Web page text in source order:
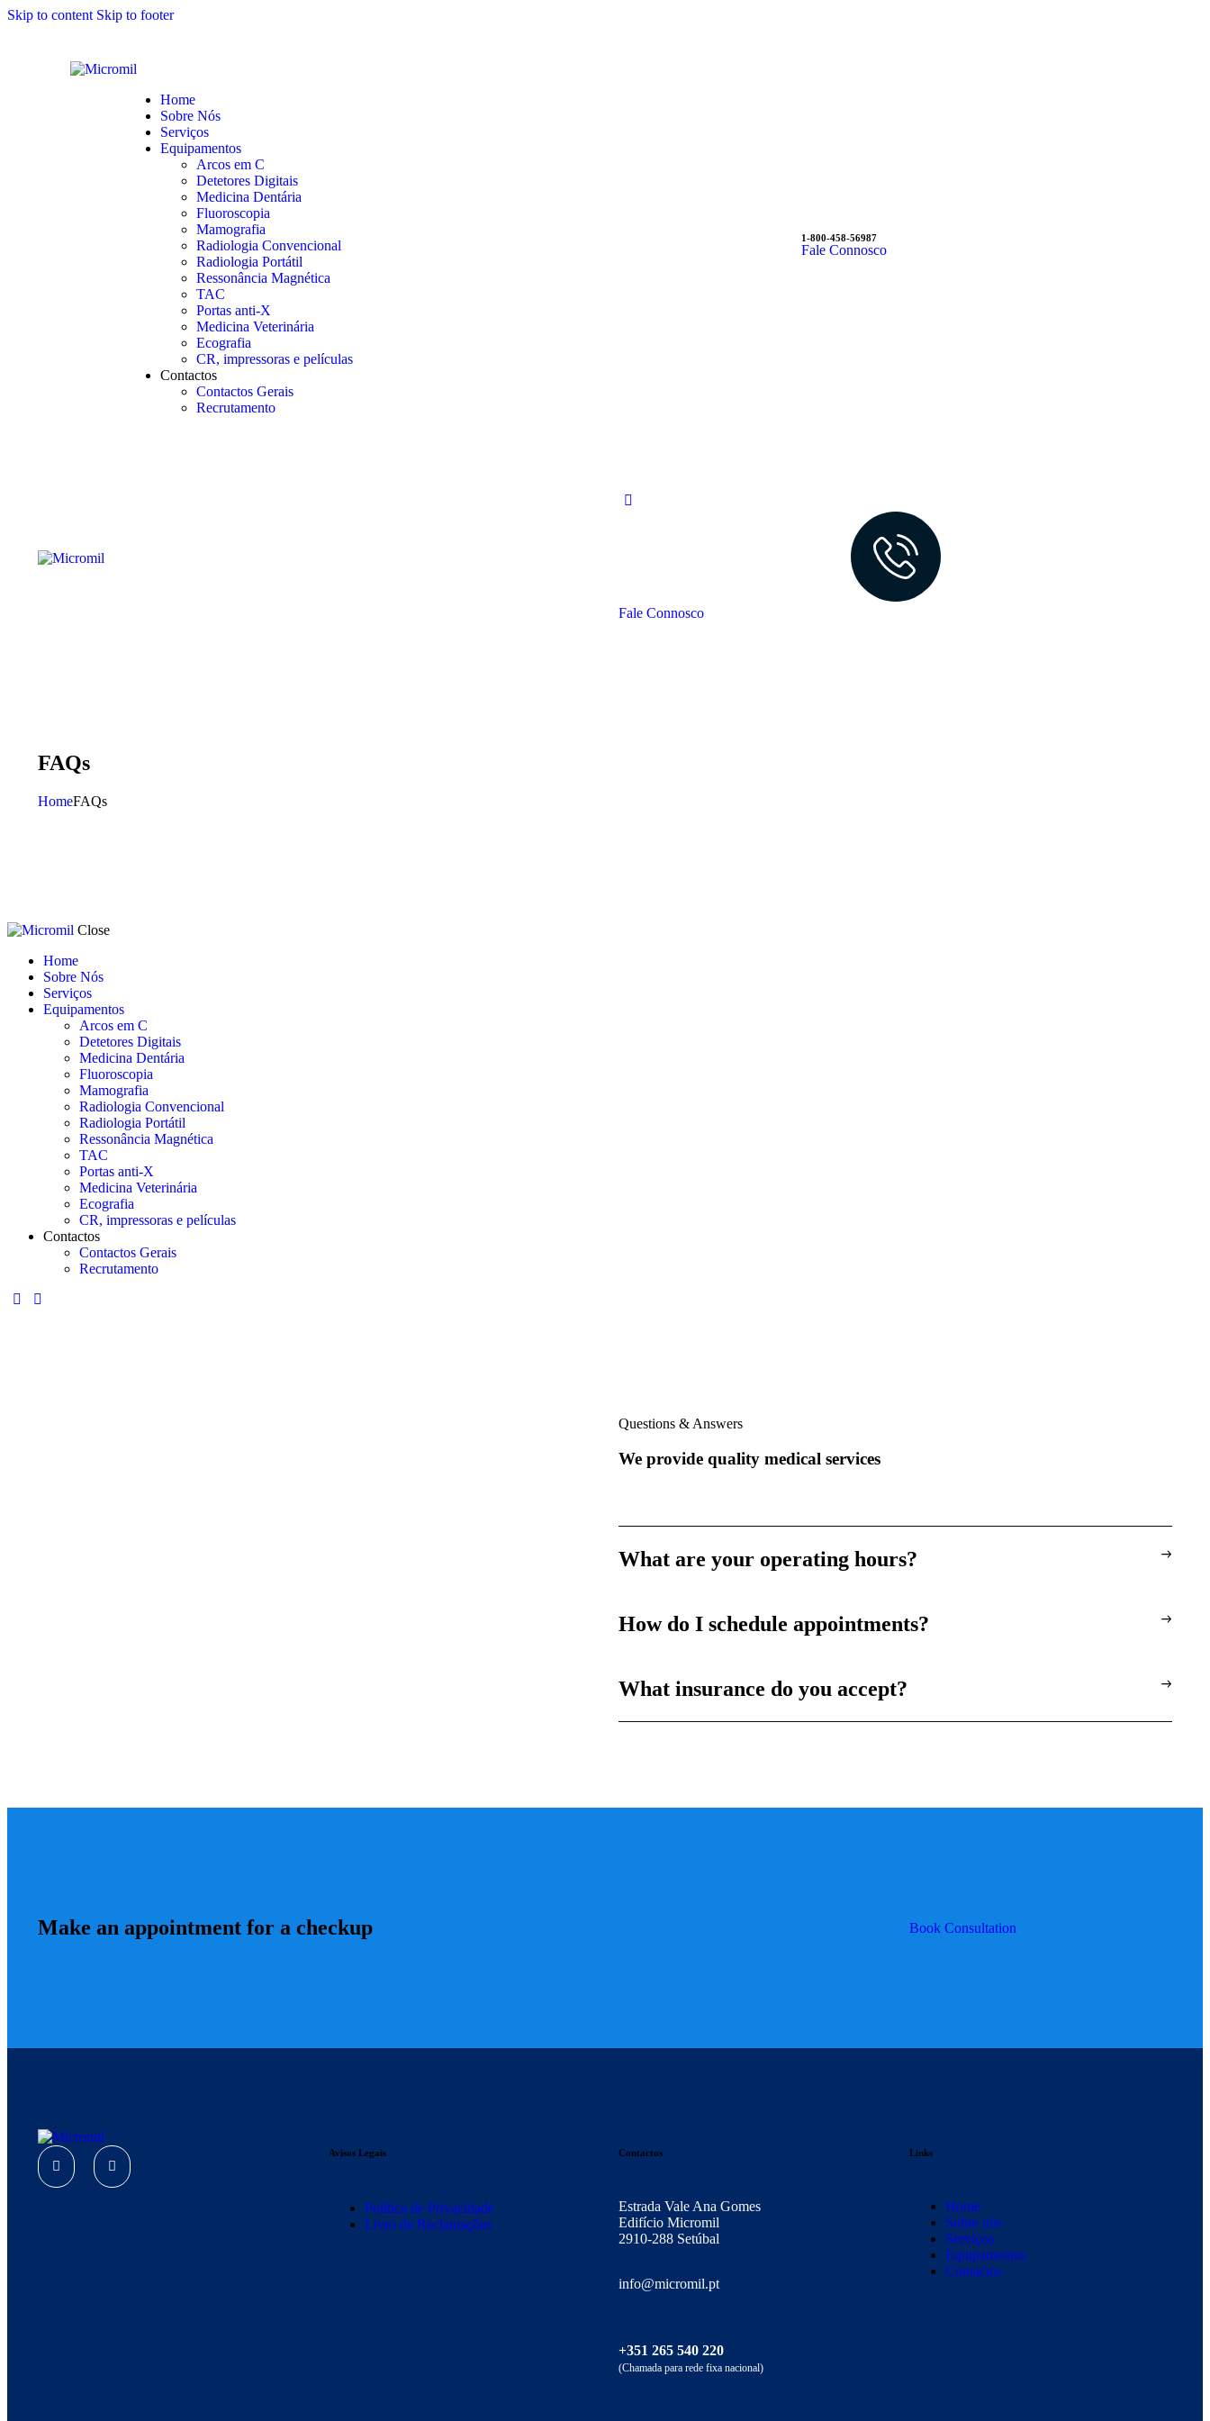
Skip to content Skip to footer
Home
Sobre Nós
Serviços
Equipamentos
Arcos em C
Detetores Digitais
Medicina Dentária
Fluoroscopia
Mamografia
Radiologia Convencional
Radiologia Portátil
Ressonância Magnética
TAC
Portas anti-X
Medicina Veterinária
Ecografia
CR, impressoras e películas
Contactos
Contactos Gerais
Recrutamento
1-800-458-56987
Fale Connosco
Fale Connosco
FAQs
HomeFAQs
Close
Home
Sobre Nós
Serviços
Equipamentos
Arcos em C
Detetores Digitais
Medicina Dentária
Fluoroscopia
Mamografia
Radiologia Convencional
Radiologia Portátil
Ressonância Magnética
TAC
Portas anti-X
Medicina Veterinária
Ecografia
CR, impressoras e películas
Contactos
Contactos Gerais
Recrutamento
Questions & Answers
We provide quality medical services
What are your operating hours?
How do I schedule appointments?
What insurance do you accept?
Make an appointment for a checkup Book Consultation
Avisos Legais
Política de Privacidade
Livro de Reclamações
Contactos
Estrada Vale Ana Gomes
Edifício Micromil
2910-288 Setúbal
info@micromil.pt
+351 265 540 220
(Chamada para rede fixa nacional)
Links
Home
Sobre nós
Serviços
Equipamentos
Contactos